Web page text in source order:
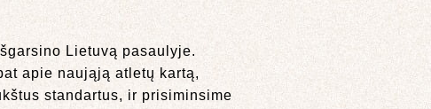
Lietuvą pasaulyje.
apie naująją atletų kartą,
standartus, ir prisiminsime